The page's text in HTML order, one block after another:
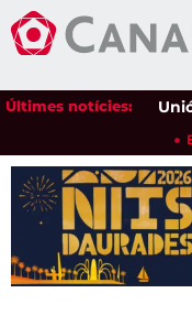
Últimes notícies:Unió